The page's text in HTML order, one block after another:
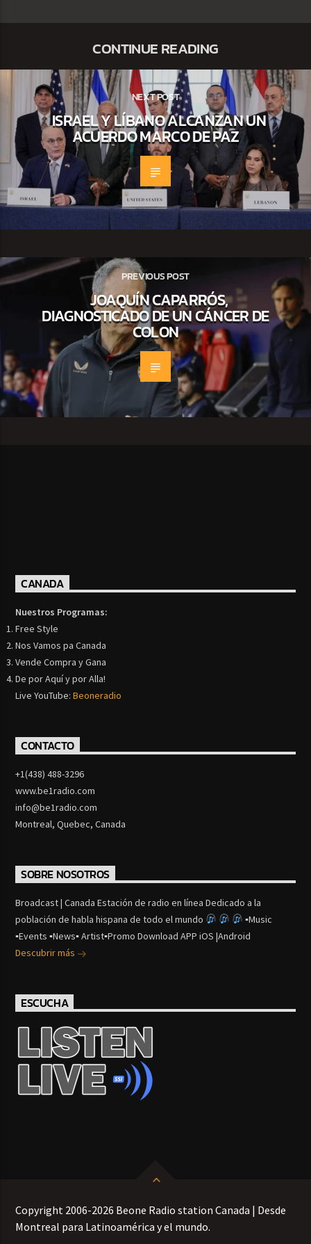
CONTINUE READING
NEXT POST
ISRAEL Y LÍBANO ALCANZAN UN
ACUERDO MARCO DE PAZ
PREVIOUS POST
JOAQUÍN CAPARRÓS,
DIAGNOSTICADO DE UN CÁNCER DE
COLON
CANADA
Nuestros Programas:
Free Style
Nos Vamos pa Canada
Vende Compra y Gana
De por Aquí y por Alla!
Live YouTube:Beoneradio
CONTACTO
+1(438) 488-3296
www.be1radio.com
info@be1radio.com
Montreal, Quebec, Canada
SOBRE NOSOTROS
Broadcast | Canada Estación de radio en línea Dedicado a la
población de habla hispana de todo el mundo
▪Music
▪Events ▪News▪ Artist▪Promo Download APP iOS |Android
Descubrir más
ESCUCHA
Copyright 2006-2026 Beone Radio station Canada | Desde
Montreal para Latinoamérica y el mundo.